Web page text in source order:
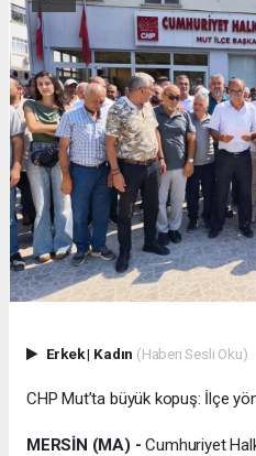
Erkek| Kadın (Haberi Sesli Oku)
CHP Mut’ta büyük kopuş: İlçe
MERSİN (MA) - Cumhuriyet